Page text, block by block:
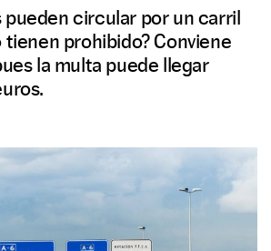
pueden circular por un carril
tienen prohibido? Conviene
la multa puede llegar